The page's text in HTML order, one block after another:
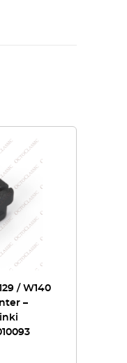
/ W140
–